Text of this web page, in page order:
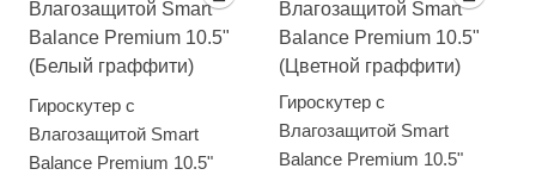
Гироскутер с
Влагозащитой Smart
Balance Premium 10.5"
Гироскутер с
Влагозащитой Smart
Balance Premium 10.5"